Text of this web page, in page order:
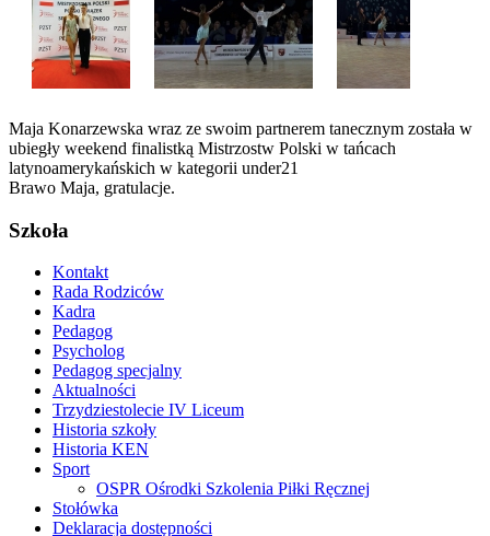
Maja Konarzewska wraz ze swoim partnerem tanecznym została w
ubiegły weekend finalistką Mistrzostw Polski w tańcach
latynoamerykańskich w kategorii under21
Brawo Maja, gratulacje.
Szkoła
Kontakt
Rada Rodziców
Kadra
Pedagog
Psycholog
Pedagog specjalny
Aktualności
Trzydziestolecie IV Liceum
Historia szkoły
Historia KEN
Sport
OSPR Ośrodki Szkolenia Piłki Ręcznej
Stołówka
Deklaracja dostępności